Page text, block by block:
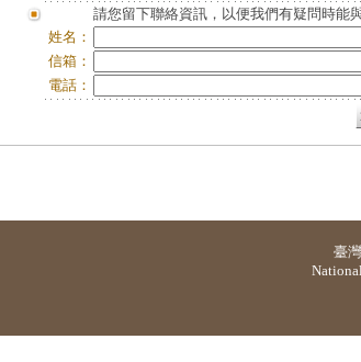
請您留下聯絡資訊，以便我們有疑問時能
姓名：
信箱：
電話：
臺